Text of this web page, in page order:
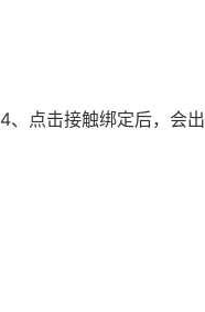
4、点击接触绑定后，会